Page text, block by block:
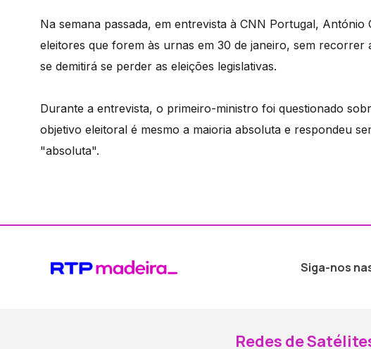
Na semana passada, em entrevista à CNN Portugal,
eleitores que forem às urnas em 30 de janeiro, sem
se demitirá se perder as eleições legislativas.
Durante a entrevista, o primeiro-ministro foi questionado
objetivo eleitoral é mesmo a maioria absoluta e respondeu
"absoluta".
Siga-nos
Redes de